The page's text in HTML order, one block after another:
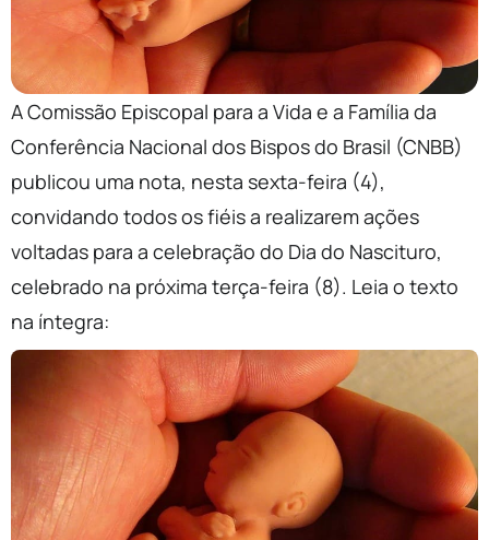
A Comissão Episcopal para a Vida e a Família da
Conferência Nacional dos Bispos do Brasil (CNBB)
publicou uma nota, nesta sexta-feira (4),
convidando todos os fiéis a realizarem ações
voltadas para a celebração do Dia do Nascituro,
celebrado na próxima terça-feira (8). Leia o texto
na íntegra: